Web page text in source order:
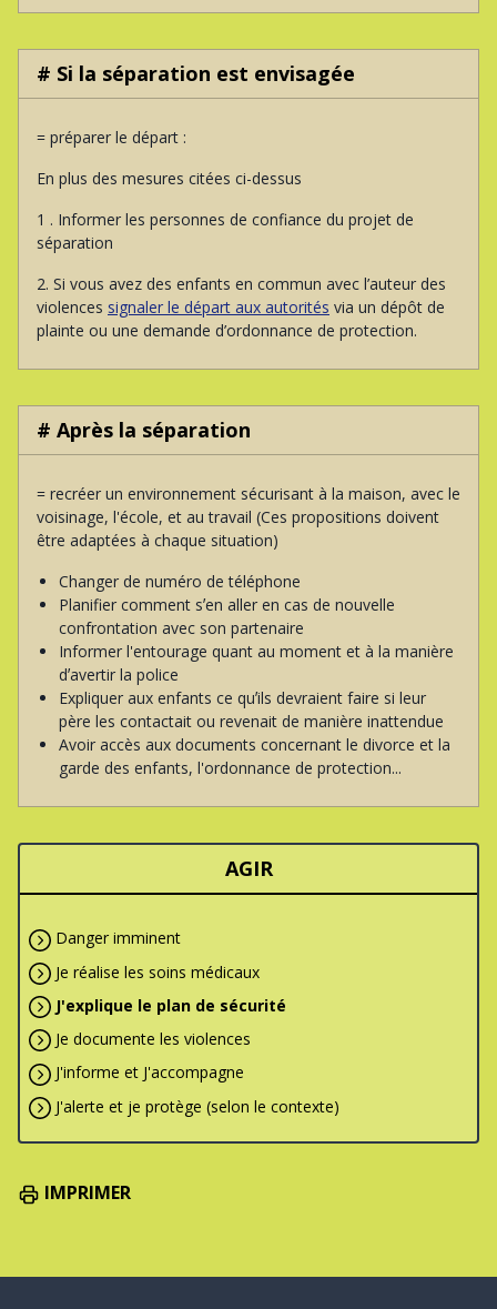
# Si la séparation est envisagée
= préparer le départ :
En plus des mesures citées ci-dessus
1 . Informer les personnes de confiance du projet de
séparation
2. Si vous avez des enfants en commun avec l’auteur des
violences signaler le départ aux autorités via un dépôt de
plainte ou une demande d’ordonnance de protection.
# Après la séparation
= recréer un environnement sécurisant à la maison, avec le
voisinage, l'école, et au travail (Ces propositions doivent
être adaptées à chaque situation)
Changer de numéro de téléphone
Planifier comment sʼen aller en cas de nouvelle
confrontation avec son partenaire
Informer l'entourage quant au moment et à la manière
dʼavertir la police
Expliquer aux enfants ce quʼils devraient faire si leur
père les contactait ou revenait de manière inattendue
Avoir accès aux documents concernant le divorce et la
garde des enfants, l'ordonnance de protection...
AGIR
Danger imminent
Je réalise les soins médicaux
J'explique le plan de sécurité
Je documente les violences
J'informe et J'accompagne
J'alerte et je protège (selon le contexte)
IMPRIMER